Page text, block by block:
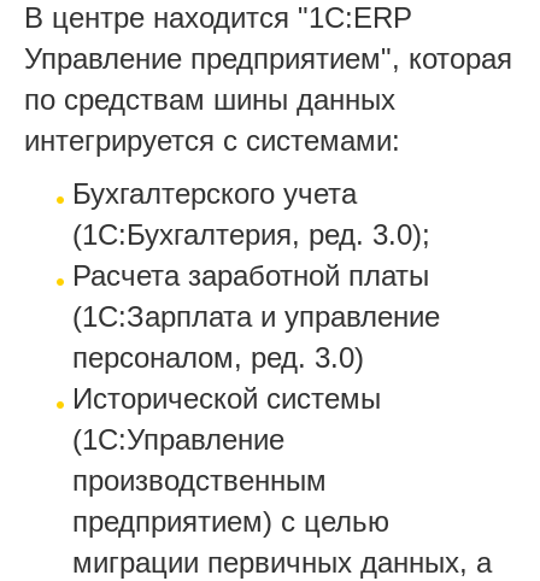
В центре находится "1С:ERP
Управление предприятием", которая
по средствам шины данных
интегрируется с системами:
Бухгалтерского учета
(1С:Бухгалтерия, ред. 3.0);
Расчета заработной платы
(1С:Зарплата и управление
персоналом, ред. 3.0)
Исторической системы
(1С:Управление
производственным
предприятием) с целью
миграции первичных данных, а